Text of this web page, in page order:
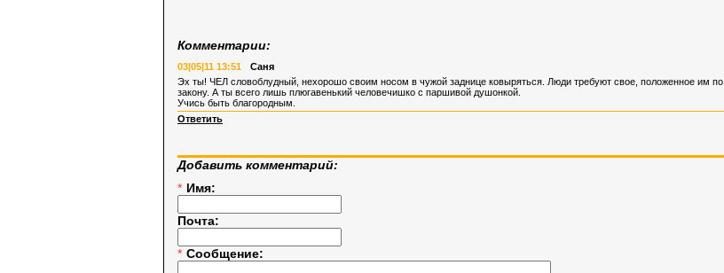
Комментарии:
03|05|11 13:51
Саня
Эх ты! ЧЕЛ словоблудный, нехорошо своим носом в чужой заднице ковыряться. Люди требуют свое, положенное им по
закону. А ты всего лишь плюгавенький человечишко с паршивой душонкой.
Учись быть благородным.
Ответить
Добавить комментарий:
* Имя:
Почта:
* Сообщение: